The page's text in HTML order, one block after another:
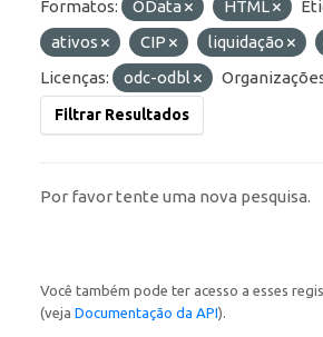
Formatos: OData HTML
ativos
CIP liquidação
Licenças:
odc-odbl
Filtrar Resultados
Por favor tente uma nova pesquisa.
Você também pode ter acesso a esses
(veja Documentação da API).